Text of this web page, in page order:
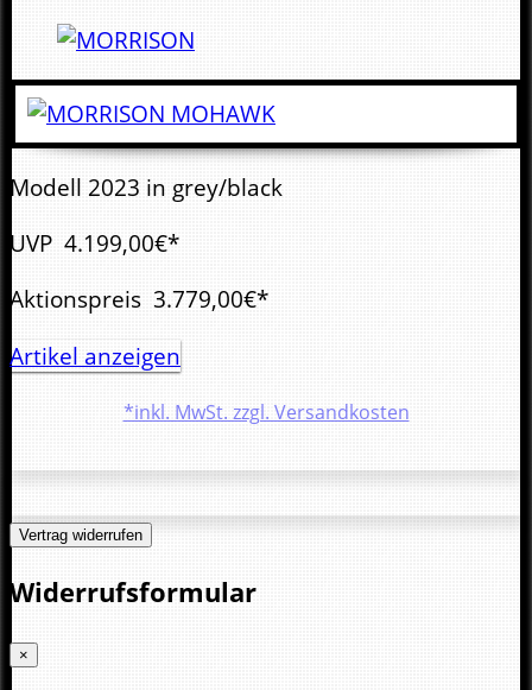
Modell 2023 in grey/black
UVP 4.199,00€*
Aktionspreis 3.779,00€*
Artikel anzeigen
*inkl. MwSt. zzgl. Versandkosten
Vertrag widerrufen
Widerrufsformular
×